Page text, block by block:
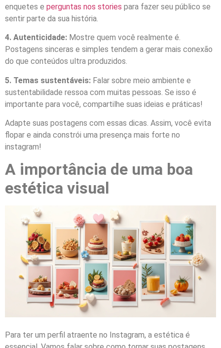
enquetes e perguntas nos stories para fazer seu público se
sentir parte da sua história.
4. Autenticidade: Mostre quem você realmente é.
Postagens sinceras e simples tendem a gerar mais conexão
do que conteúdos ultra produzidos.
5. Temas sustentáveis: Falar sobre meio ambiente e
sustentabilidade ressoa com muitas pessoas. Se isso é
importante para você, compartilhe suas ideias e práticas!
Adapte suas postagens com essas dicas. Assim, você evita
flopar e ainda constrói uma presença mais forte no
instagram!
A importância de uma boa
estética visual
Para ter um perfil atraente no Instagram, a estética é